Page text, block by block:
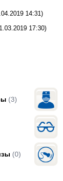
14:31)
17:30)
(3)
(0)